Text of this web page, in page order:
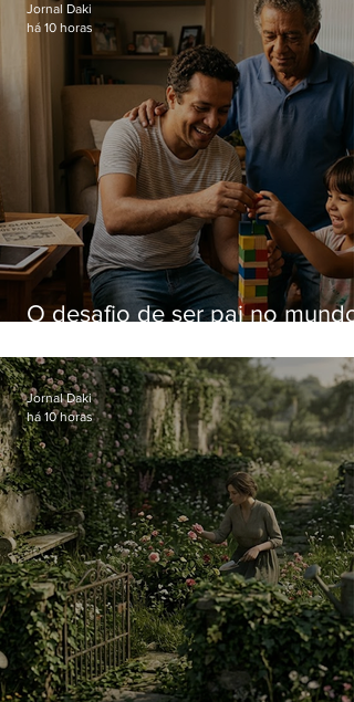
O desafio de ser pai no mundo
Jornal Daki
há 10 horas
Jornal Daki
há 10 horas